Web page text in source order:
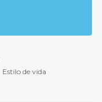
Estilo de vida